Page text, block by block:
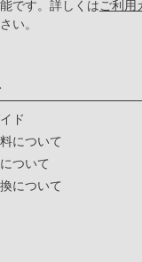
です。詳しくはご利用
い。
ド
について
ついて
について